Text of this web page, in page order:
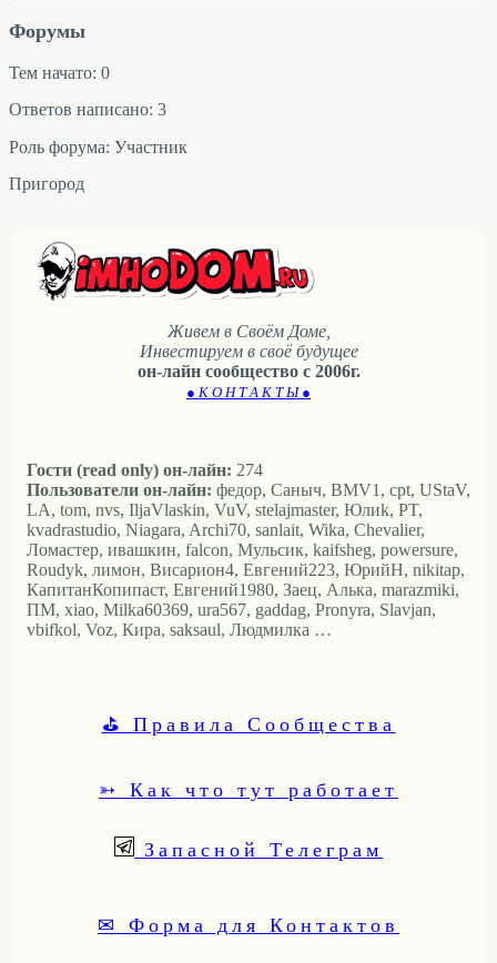
Форумы
Тем начато: 0
Ответов написано: 3
Роль форума: Участник
Пригород
Живем в Своём Доме,
Инвестируем в своё будущее
он-лайн сообщество с 2006г.
● К О Н Т А К Т Ы ●
Гости (read only) он-лайн: 274
Пользователи он-лайн: федор, Саныч, BMV1, cpt, UStaV,
LA, tom, nvs, IljaVlaskin, VuV, stelajmaster, Юлиk, PT,
kvadrastudio, Niagara, Archi70, sanlait, Wika, Chevalier,
Ломастер, ивашкин, falcon, Мульсик, kaifsheg, powersure,
Roudyk, лимон, Висариoн4, Евгений223, ЮрийН, nikitap,
КапитанКопипаст, Евгений1980, Заец, Алька, marazmiki,
ПМ, xiao, Milka60369, ura567, gaddag, Pronyra, Slavjan,
vbifkol, Voz, Кира, saksaul, Людмилка …
⛳ Правила Сообщества
➳ Как что тут работает
Запасной Телеграм
✉ Форма для Контактов